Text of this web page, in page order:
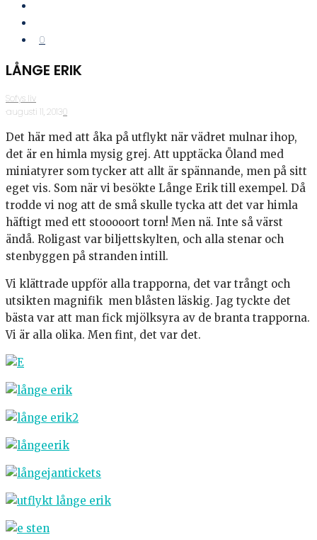
0
LÅNGE ERIK
Sofys liv
·augusti 11, 2013·0
Det här med att åka på utflykt när vädret mulnar ihop,
det är en himla mysig grej. Att upptäcka Öland med
miniatyrer som tycker att allt är spännande, men på sitt
eget vis. Som när vi besökte Långe Erik till exempel. Då
trodde vi nog att de små skulle tycka att det var himla
häftigt med ett stooooort torn! Men nä. Inte så värst
ändå. Roligast var biljettskylten, och alla stenar och
stenbyggen på stranden intill.
Vi klättrade uppför alla trapporna, det var trångt och
utsikten magnifik men blåsten läskig. Jag tyckte det
bästa var att man fick mjölksyra av de branta trapporna.
Vi är alla olika. Men fint, det var det.